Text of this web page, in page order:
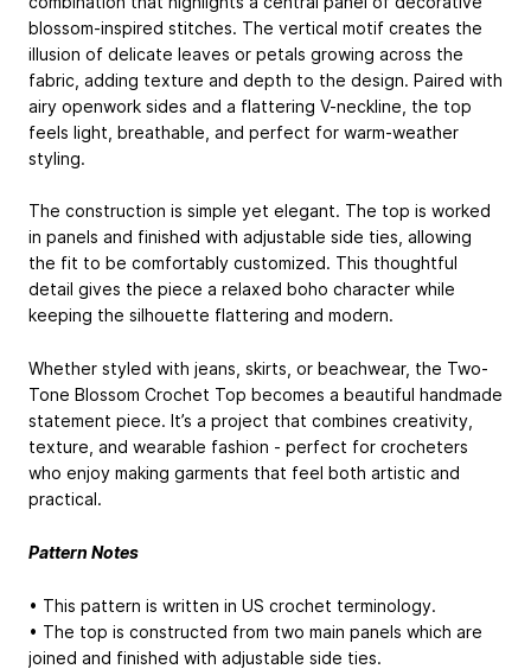
blossom-inspired stitches. The vertical motif creates the
illusion of delicate leaves or petals growing across the
fabric, adding texture and depth to the design. Paired with
airy openwork sides and a flattering V-neckline, the top
feels light, breathable, and perfect for warm-weather
styling.
The construction is simple yet elegant. The top is worked
in panels and finished with adjustable side ties, allowing
the fit to be comfortably customized. This thoughtful
detail gives the piece a relaxed boho character while
keeping the silhouette flattering and modern.
Whether styled with jeans, skirts, or beachwear, the Two-
Tone Blossom Crochet Top becomes a beautiful handmade
statement piece. It’s a project that combines creativity,
texture, and wearable fashion - perfect for crocheters
who enjoy making garments that feel both artistic and
practical.
Pattern Notes
• This pattern is written in US crochet terminology.
• The top is constructed from two main panels which are
joined and finished with adjustable side ties.